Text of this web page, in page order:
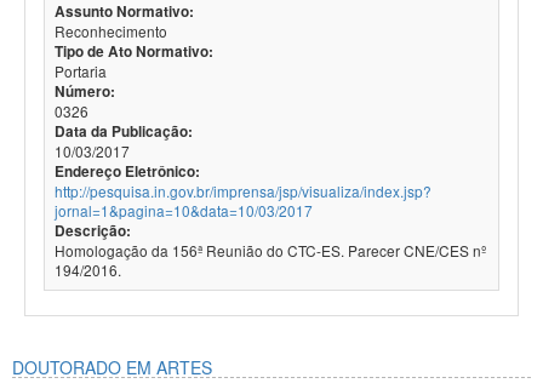
Assunto Normativo:
Reconhecimento
Tipo de Ato Normativo:
Portaria
Número:
0326
Data da Publicação:
10/03/2017
Endereço Eletrônico:
http://pesquisa.in.gov.br/imprensa/jsp/visualiza/index.jsp?
jornal=1&pagina=10&data=10/03/2017
Descrição:
Homologação da 156ª Reunião do CTC-ES. Parecer CNE/CES nº
194/2016.
DOUTORADO EM ARTES